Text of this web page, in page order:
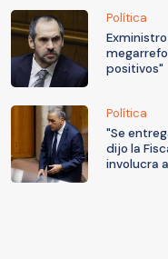
Política
positivos"
Política
"Se
dijo la
involucra